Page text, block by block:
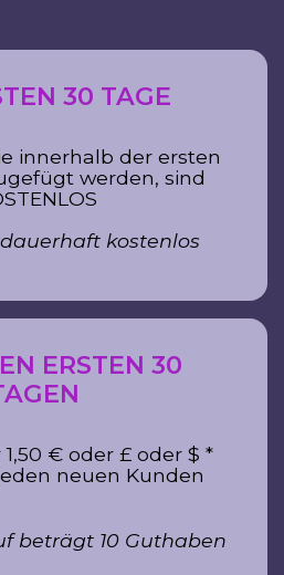
30 TAGE
innerhalb der ersten
werden, sind
kostenlos
ERSTEN 30
1,50 € oder £ oder $ *
neuen Kunden
beträgt 10 Guthaben